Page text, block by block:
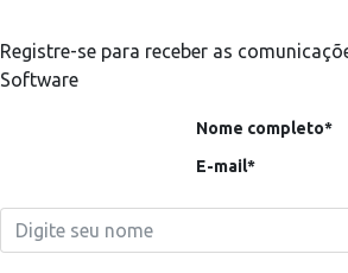
Registre-se para receber as
Software
Nome completo*
E-mail*